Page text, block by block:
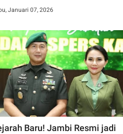
Januari 07, 2026
Baru! Jambi Resmi jadi